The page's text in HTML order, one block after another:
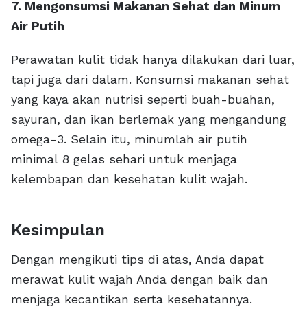
7. Mengonsumsi Makanan Sehat dan Minum
Air Putih
Perawatan kulit tidak hanya dilakukan dari luar,
tapi juga dari dalam. Konsumsi makanan sehat
yang kaya akan nutrisi seperti buah-buahan,
sayuran, dan ikan berlemak yang mengandung
omega-3. Selain itu, minumlah air putih
minimal 8 gelas sehari untuk menjaga
kelembapan dan kesehatan kulit wajah.
Kesimpulan
Dengan mengikuti tips di atas, Anda dapat
merawat kulit wajah Anda dengan baik dan
menjaga kecantikan serta kesehatannya.